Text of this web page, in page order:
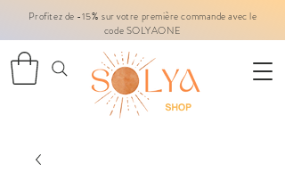
Profitez de -15% sur votre première commande avec le
code SOLYAONE